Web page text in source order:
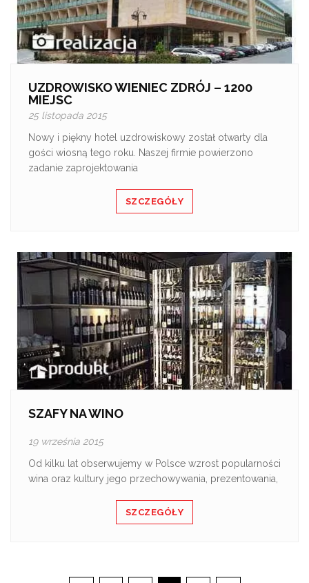
UZDROWISKO WIENIEC ZDRÓJ – 1200
MIEJSC
25 listopada 2015
Nowy i piękny hotel uzdrowiskowy został otwarty dla
gości wiosną tego roku. Naszej firmie powierzono
zadanie zaprojektowania
SZCZEGÓŁY
SZAFY NA WINO
19 września 2015
Od kilku lat obserwujemy w Polsce wzrost popularności
wina oraz kultury jego przechowywania, prezentowania,
SZCZEGÓŁY